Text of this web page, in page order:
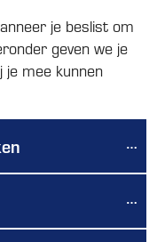
je beslist om
geven we je
mee kunnen